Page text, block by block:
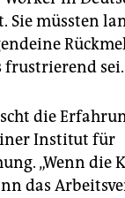
Sie müssten
frustrierend sei.
die
Institut für
„Wenn die
das